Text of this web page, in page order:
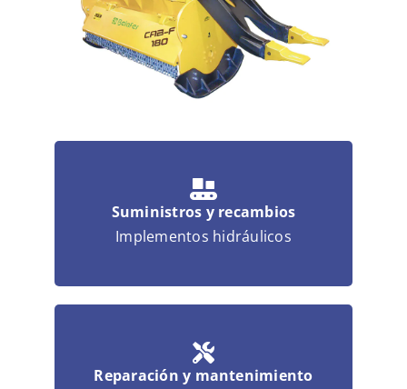
Contacto
Suministros y recambios
Implementos hidráulicos
Reparación y mantenimiento